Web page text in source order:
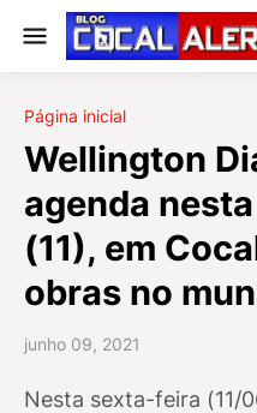
Página inicial
Wellington
agenda
(11), em
obras no
junho 09, 2021
Nesta sexta-feira (11/